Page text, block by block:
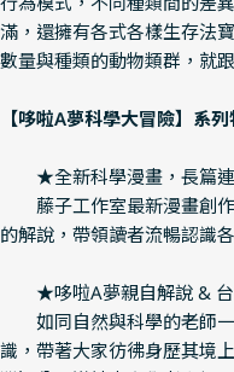
滿，還擁有各式各樣生存法
數量與種類的動物類群，就
【哆啦A夢科學大冒險】系
★全新科學漫畫，長篇
藤子工作室最新漫畫創作
的解說，帶領讀者流暢認識
★哆啦A夢親自解說 & 台
如同自然與科學的老師一
識，帶著大家彷彿身歷其境